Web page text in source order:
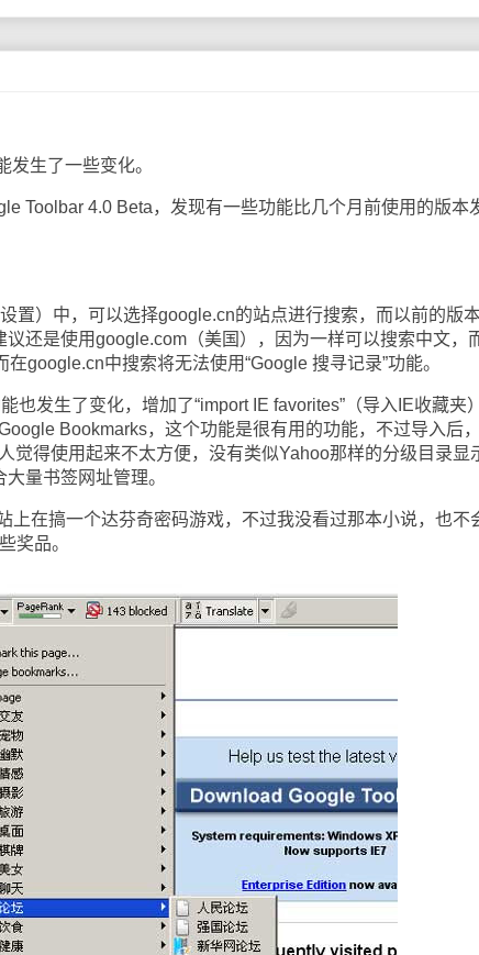
生了一些变化。
4.0 Beta，发现有一些功能比几个月前使用的版本
）中，可以选择google.cn的站点进行搜索，而以前的版
还是使用google.com（美国），因为一样可以搜索中文，
google.cn中搜索将无法使用“Google 搜寻记录”功能。
发生了变化，增加了“import IE favorites”（导入IE收藏夹
Bookmarks，这个功能是很有用的功能，不过导入后
觉得使用起来不太方便，没有类似Yahoo那样的分级目录显
量书签网址管理。
在搞一个达芬奇密码游戏，不过我没看过那本小说，也不
奖品。